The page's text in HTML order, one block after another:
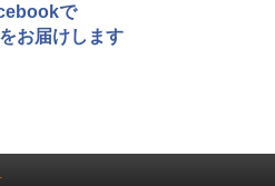
で
お届けします